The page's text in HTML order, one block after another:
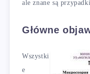
ale znane są
Główne
Wszystki
e